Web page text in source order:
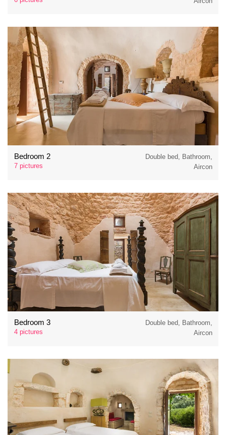
Bedroom 2
7 pictures
Double bed, Bathroom,
Aircon
Bedroom 3
4 pictures
Double bed, Bathroom,
Aircon